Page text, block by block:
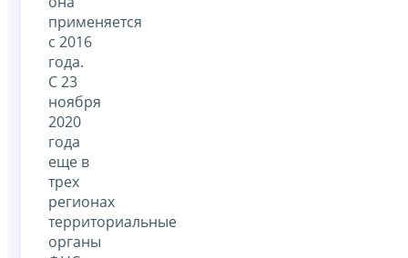
применяется
с 2016
года.
С 23
ноября
2020
года
еще в
трех
регионах
территориальные
органы